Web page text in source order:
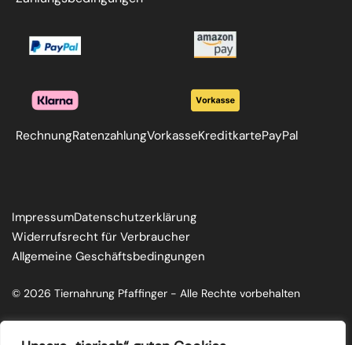
RechnungRatenzahlungVorkasseKreditkartePayPal
ImpressumDatenschutzerklärung
Widerrufsrecht für Verbraucher
Allgemeine Geschäftsbedingungen
© 2026 Tiernahrung Pfaffinger - Alle Rechte vorbehalten
a
c
n